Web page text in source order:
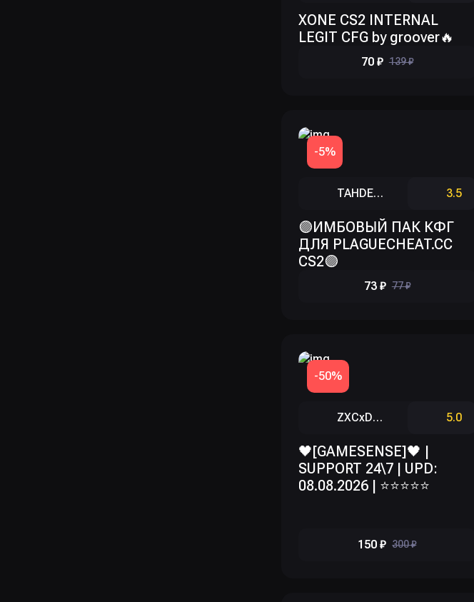
XONE CS2 INTERNAL
LEGIT CFG by groover🔥
70 ₽ 139 ₽
-5%
TAHDEKC 3.5
🟣ИМБОВЫЙ ПАК КФГ
ДЛЯ PLAGUECHEAT.CC
CS2🟣
73 ₽ 77 ₽
-50%
ZXCxDOX 5.0
🖤[GAMESENSE]🖤 |
SUPPORT 24\7 | UPD:
08.08.2026 | ⭐⭐⭐⭐⭐
150 ₽ 300 ₽